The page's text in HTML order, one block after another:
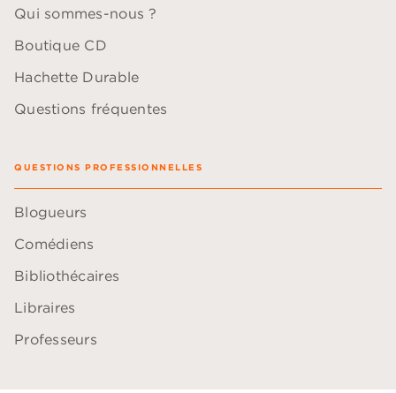
Qui sommes-nous ?
Boutique CD
Hachette Durable
Questions fréquentes
QUESTIONS PROFESSIONNELLES
Blogueurs
Comédiens
Bibliothécaires
Libraires
Professeurs